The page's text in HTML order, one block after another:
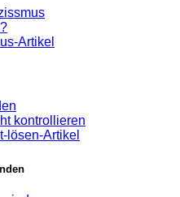
Artikel
kontrollieren
lösen-Artikel